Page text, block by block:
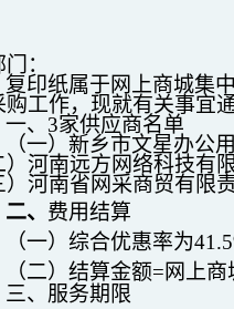
：
复印纸属于网上商城集
购工作，现就有关事宜
一、 3家供应商名单
（一）新乡市文星办公
）河南远方网络科技有
）河南省网采商贸有限
二、 费用结算
（一）综合优惠率为
（二）结算金额=网上
三、服务期限